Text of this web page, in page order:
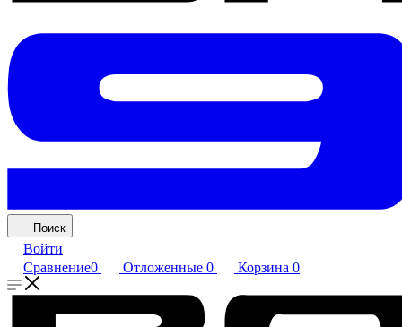
Поиск
Войти
Сравнение0 Отложенные 0 Корзина 0